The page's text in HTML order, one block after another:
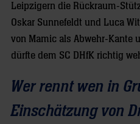
Leipzigern die Rückraum-
Oskar Sunnefeldt und Luca
von Mamic als Abwehr-Kante
dürfte dem SC DHfK richtig
Wer rennt wen in
Einschätzung von